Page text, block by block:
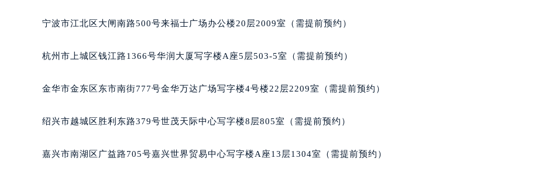
合肥市蜀山区潜山路111号万象城华润大厦B座12楼03室（需提前预约）
青岛市南区山东路6号华润大厦B座22层04室（需提前预约）
长春市朝阳区西安大路727号中银大厦A座(旺进大厦)18层09室（需提前预约）
昆明市盘龙区北京路928号同德昆明广场写字楼10层06室（需提前预约）
西安市碑林区南关正街88号华侨城长安国际中心E座6楼10室（需提前预约）
宁波市江北区大闸南路500号来福士广场办公楼20层2009室（需提前预约）
杭州市上城区钱江路1366号华润大厦写字楼A座5层503-5室（需提前预约）
金华市金东区东市南街777号金华万达广场写字楼4号楼22层2209室（需提前预约）
绍兴市越城区胜利东路379号世茂天际中心写字楼8层805室（需提前预约）
嘉兴市南湖区广益路705号嘉兴世界贸易中心写字楼A座13层1304室（需提前预约）